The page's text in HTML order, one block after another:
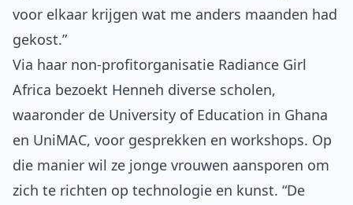
voor elkaar krijgen wat me anders maanden had
gekost.”
Via haar non-profitorganisatie Radiance Girl
Africa bezoekt Henneh diverse scholen,
waaronder de University of Education in Ghana
en UniMAC, voor gesprekken en workshops. Op
die manier wil ze jonge vrouwen aansporen om
zich te richten op technologie en kunst. “De